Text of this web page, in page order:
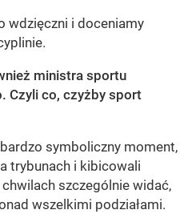
wdzięczni i doceniamy
ministra sportu
Czyli co, czyżby sport
symboliczny moment,
trybunach i kibicowali
szczególnie widać,
wszelkimi podziałami.